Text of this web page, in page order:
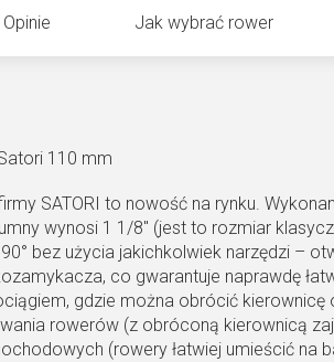
Opinie Jak wybrać rower
110 mm
SATORI to nowość na rynku.
wynosi 1 1/8" (jest to rozmiar
bez użycia jakichkolwiek narzędzi –
co gwarantuje naprawdę
gdzie można obrócić kierownicę
rowerów (z obróconą kierownicą
(rowery łatwiej umieścić na